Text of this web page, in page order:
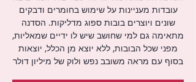
עובדות מעניינות על שימוש בחומרים ודבקים
שונים ויוצרים בובות ספוג מדליקות. הסדנה
מתאימה גם למי שחושב שיש לו ידיים שמאליות,
מפני שכל הבובות, ללא יוצא מן הכלל, יוצאות
בסוף עם מראה משובב נפש ולוק של מיליון דולר